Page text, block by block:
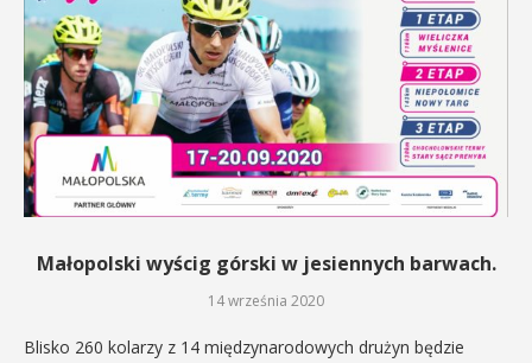
Małopolski wyścig górski w jesiennych barwach.
14 września 2020
Blisko 260 kolarzy z 14 międzynarodowych drużyn będzie